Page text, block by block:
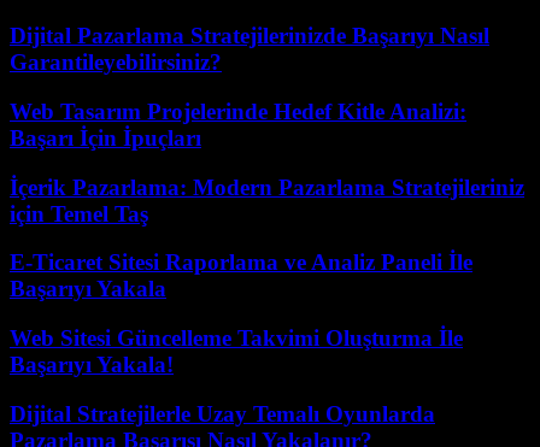
Dijital Pazarlama Stratejilerinizde Başarıyı Nasıl
Garantileyebilirsiniz?
Web Tasarım Projelerinde Hedef Kitle Analizi:
Başarı İçin İpuçları
İçerik Pazarlama: Modern Pazarlama Stratejileriniz
için Temel Taş
E-Ticaret Sitesi Raporlama ve Analiz Paneli İle
Başarıyı Yakala
Web Sitesi Güncelleme Takvimi Oluşturma İle
Başarıyı Yakala!
Dijital Stratejilerle Uzay Temalı Oyunlarda
Pazarlama Başarısı Nasıl Yakalanır?